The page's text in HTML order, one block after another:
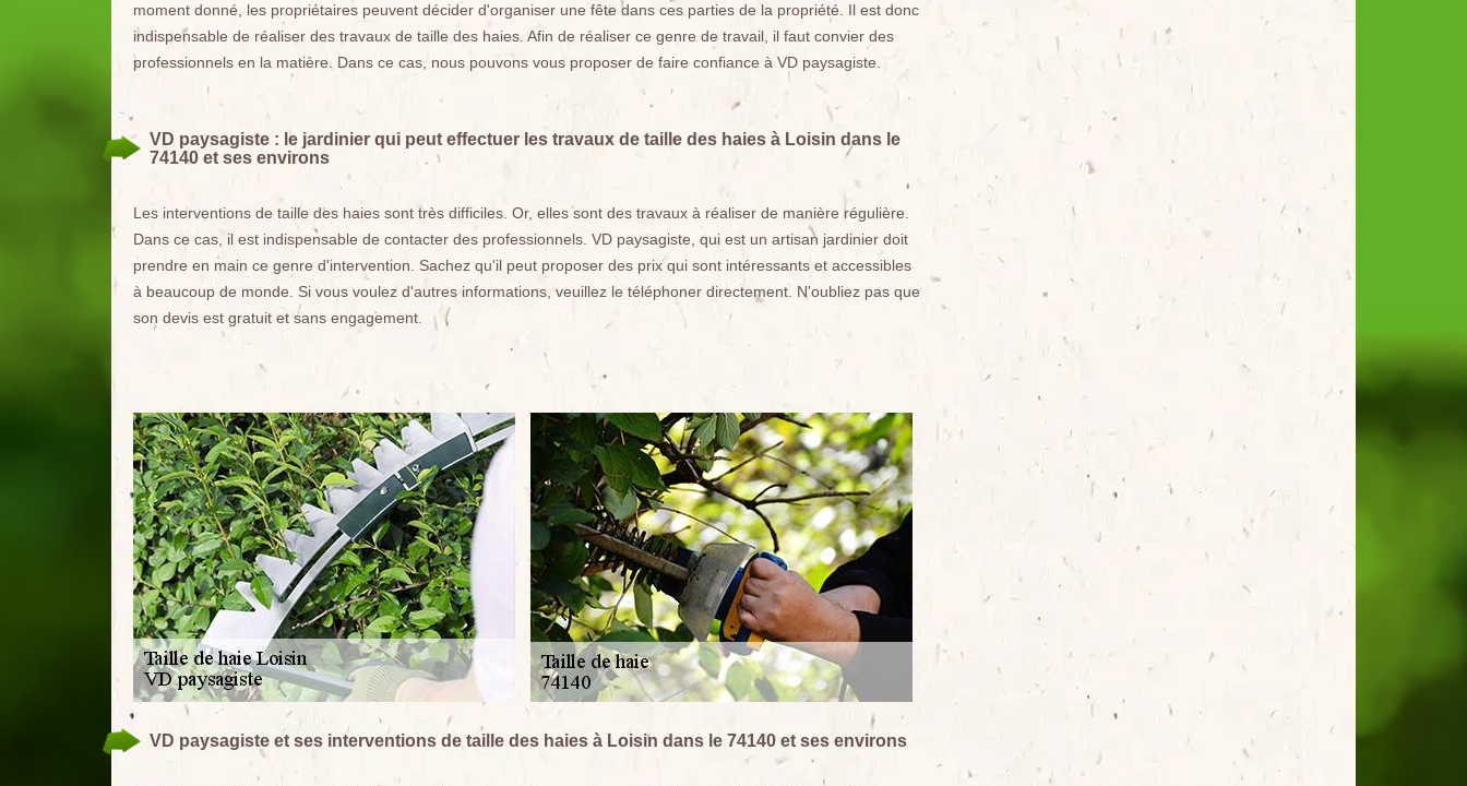
moment donné, les propriétaires peuvent décider d'organiser une fête dans ces parties de la propriété. Il est donc
indispensable de réaliser des travaux de taille des haies. Afin de réaliser ce genre de travail, il faut convier des
professionnels en la matière. Dans ce cas, nous pouvons vous proposer de faire confiance à VD paysagiste.
VD paysagiste : le jardinier qui peut effectuer les travaux de taille des haies à Loisin dans le
74140 et ses environs
Les interventions de taille des haies sont très difficiles. Or, elles sont des travaux à réaliser de manière régulière.
Dans ce cas, il est indispensable de contacter des professionnels. VD paysagiste, qui est un artisan jardinier doit
prendre en main ce genre d'intervention. Sachez qu'il peut proposer des prix qui sont intéressants et accessibles
à beaucoup de monde. Si vous voulez d'autres informations, veuillez le téléphoner directement. N'oubliez pas que
son devis est gratuit et sans engagement.
VD paysagiste et ses interventions de taille des haies à Loisin dans le 74140 et ses environs